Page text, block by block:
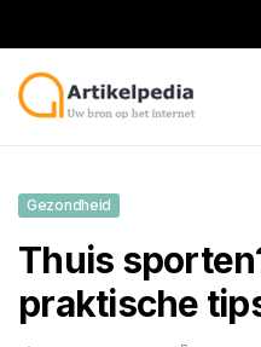
Gezondheid
Thuis
praktische